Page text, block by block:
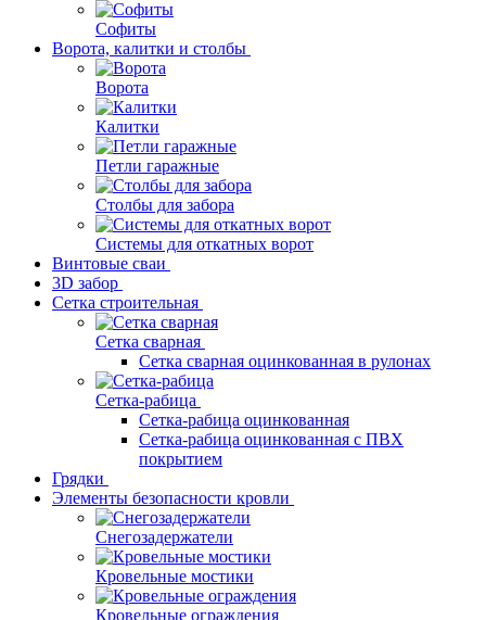
Софиты
Ворота, калитки и столбы
Ворота
Калитки
Петли гаражные
Столбы для забора
Системы для откатных ворот
Винтовые сваи
3D забор
Сетка строительная
Сетка сварная
Сетка сварная оцинкованная в рулонах
Сетка-рабица
Сетка-рабица оцинкованная
Сетка-рабица оцинкованная с ПВХ
покрытием
Грядки
Элементы безопасности кровли
Снегозадержатели
Кровельные мостики
Кровельные ограждения